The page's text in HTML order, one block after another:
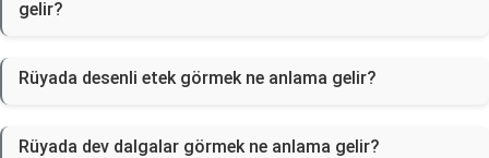
gelir?
Rüyada desenli etek görmek ne anlama gelir?
Rüyada dev dalgalar görmek ne anlama gelir?